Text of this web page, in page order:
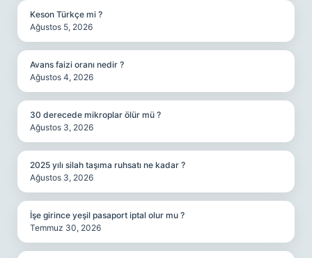
Keson Türkçe mi ?
Ağustos 5, 2026
Avans faizi oranı nedir ?
Ağustos 4, 2026
30 derecede mikroplar ölür mü ?
Ağustos 3, 2026
2025 yılı silah taşıma ruhsatı ne kadar ?
Ağustos 3, 2026
İşe girince yeşil pasaport iptal olur mu ?
Temmuz 30, 2026